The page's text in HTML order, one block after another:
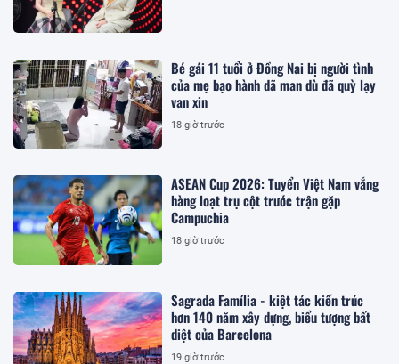
Bé gái 11 tuổi ở Đồng Nai bị người tình
của mẹ bạo hành dã man dù đã quỳ lạy
van xin
18 giờ trước
ASEAN Cup 2026: Tuyển Việt Nam vắng
hàng loạt trụ cột trước trận gặp
Campuchia
18 giờ trước
Sagrada Família - kiệt tác kiến trúc
hơn 140 năm xây dựng, biểu tượng bất
diệt của Barcelona
19 giờ trước